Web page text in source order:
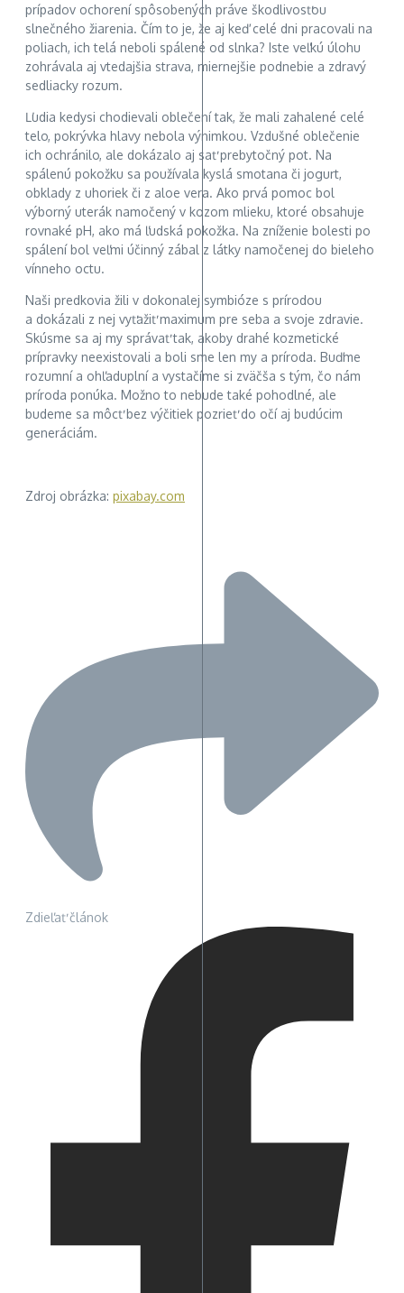
prípadov ochorení spôsobených práve škodlivosťou
slnečného žiarenia. Čím to je, že aj keď celé dni pracovali na
poliach, ich telá neboli spálené od slnka? Iste veľkú úlohu
zohrávala aj vtedajšia strava, miernejšie podnebie a zdravý
sedliacky rozum.
Ľudia kedysi chodievali oblečení tak, že mali zahalené celé
telo, pokrývka hlavy nebola výnimkou. Vzdušné oblečenie
ich ochránilo, ale dokázalo aj sať prebytočný pot. Na
spálenú pokožku sa používala kyslá smotana či jogurt,
obklady z uhoriek či z aloe vera. Ako prvá pomoc bol
výborný uterák namočený v kozom mlieku, ktoré obsahuje
rovnaké pH, ako má ľudská pokožka. Na zníženie bolesti po
spálení bol veľmi účinný zábal z látky namočenej do bieleho
vínneho octu.
Naši predkovia žili v dokonalej symbióze s prírodou
a dokázali z nej vyťažiť maximum pre seba a svoje zdravie.
Skúsme sa aj my správať tak, akoby drahé kozmetické
prípravky neexistovali a boli sme len my a príroda. Buďme
rozumní a ohľaduplní a vystačíme si zväčša s tým, čo nám
príroda ponúka. Možno to nebude také pohodlné, ale
budeme sa môcť bez výčitiek pozrieť do očí aj budúcim
generáciám.
Zdroj obrázka: pixabay.com
Zdieľať článok